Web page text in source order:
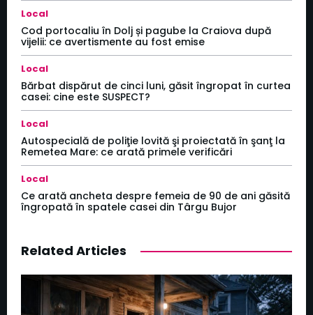
Local
Cod portocaliu în Dolj și pagube la Craiova după
vijelii: ce avertismente au fost emise
Local
Bărbat dispărut de cinci luni, găsit îngropat în curtea
casei: cine este SUSPECT?
Local
Autospecială de poliţie lovită şi proiectată în şanţ la
Remetea Mare: ce arată primele verificări
Local
Ce arată ancheta despre femeia de 90 de ani găsită
îngropată în spatele casei din Târgu Bujor
Related Articles